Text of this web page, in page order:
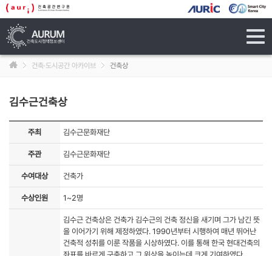
건축·도시공간 아카이브 건축상
김수근건축상
주최 김수근문화재단
주관 김수근문화재단
수여대상 건축가
수상인원 1~2명
김수근 건축상은 건축가 김수근의 건축 정신을 새기며 그가 남긴 뜻
을 이어가기 위해 제정하였다. 1990년부터 시행하여 매년 뛰어난
건축적 성취를 이룬 작품을 시상하였다. 이를 통해 한국 현대건축의